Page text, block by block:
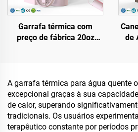
Garrafa térmica com
preço de fábrica 20oz
aço inoxidável, garrafa
para sublimação
de
A garrafa térmica para água quente
excepcional graças à sua
de calor, superando
tradicionais. Os usuários
terapêutico constante por períodos